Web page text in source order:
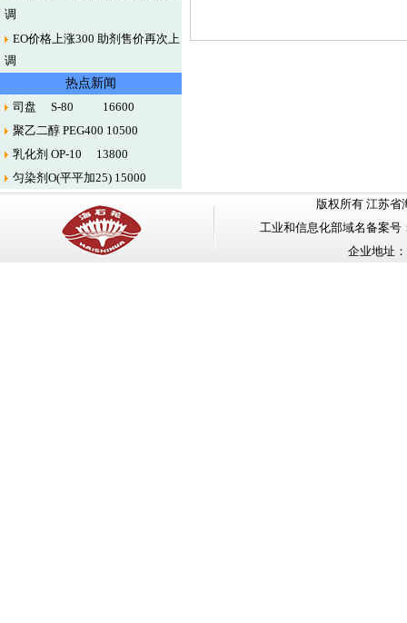
调
EO价格上涨300 助剂售价再次上
调
热点新闻
司盘 S-80 16600
聚乙二醇 PEG400 10500
乳化剂 OP-10 13800
匀染剂O(平平加25) 15000
版权所有 江苏省
工业和信息化部域名备案号
企业地址